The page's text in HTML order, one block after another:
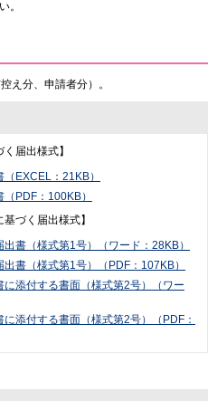
。
え分、申請者分）。
届出様式】
EXCEL：21KB）
PDF：100KB）
づく届出様式】
書（様式第1号）（ワード：28KB）
書（様式第1号）（PDF：107KB）
添付する書面（様式第2号）（ワー
添付する書面（様式第2号）（PDF：